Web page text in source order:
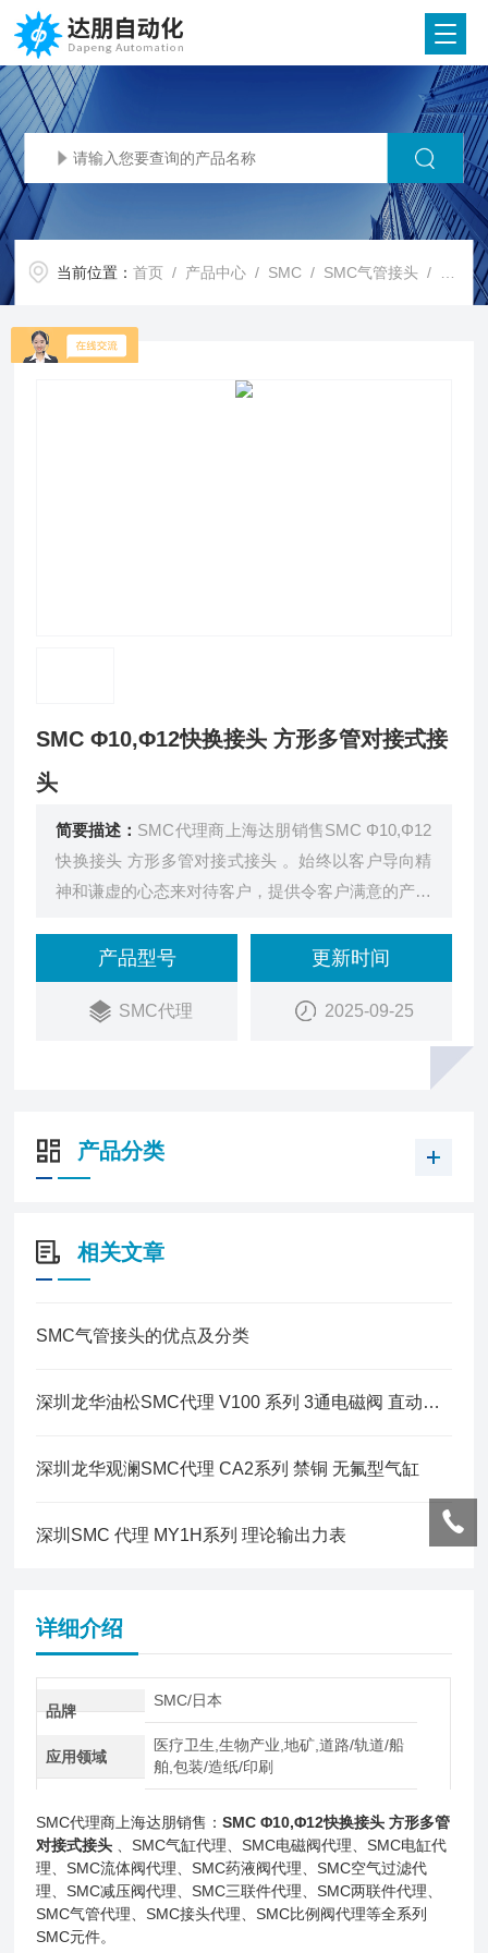
当前位置：首页 / 产品中心 / SMC / SMC气管接头 / SMC代理SMC Φ10,Φ12快换接头 方形多管对接式接头
SMC Φ10,Φ12快换接头 方形多管对接式接
头
简要描述： SMC代理商上海达朋销售SMC Φ10,Φ12
快换接头 方形多管对接式接头 。始终以客户导向精
神和谦虚的心态来对待客户，提供令客户满意的产品
产品型号
SMC代理
更新时间
2025-09-25
产品分类
相关文章
SMC气管接头的优点及分类
深圳龙华油松SMC代理 V100 系列 3通电磁阀 直动式 标准型
深圳龙华观澜SMC代理 CA2系列 禁铜 无氟型气缸
深圳SMC 代理 MY1H系列 理论输出力表
详细介绍
品牌
SMC/日本
应用领域
医疗卫生,生物产业,地矿,道路/轨道/船
舶,包装/造纸/印刷
SMC代理商上海达朋销售：SMC Φ10,Φ12快换接头 方形多管
对接式接头 、SMC气缸代理、SMC电磁阀代理、SMC电缸代
理、SMC流体阀代理、SMC药液阀代理、SMC空气过滤代
理、SMC减压阀代理、SMC三联件代理、SMC两联件代理、
SMC气管代理、SMC接头代理、SMC比例阀代理等全系列
SMC元件。